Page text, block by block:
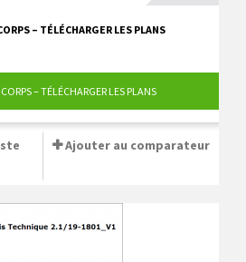
– TÉLÉCHARGER LES PLANS
– TÉLÉCHARGER LES PLANS
Ajouter au comparateur